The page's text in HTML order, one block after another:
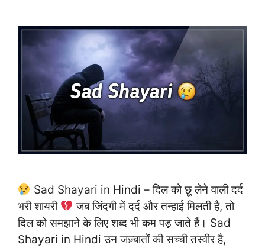
Sad Shayari in Hindi – दिल को छू लेने वाली दर्द
भरी शायरी
जब जिंदगी में दर्द और तन्हाई मिलती है, तो
दिल को समझाने के लिए शब्द भी कम पड़ जाते हैं। Sad
Shayari in Hindi उन जज़्बातों की सच्ची तस्वीर है,